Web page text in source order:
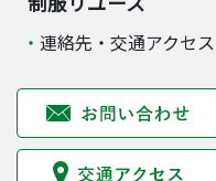
連絡先・交通アクセス